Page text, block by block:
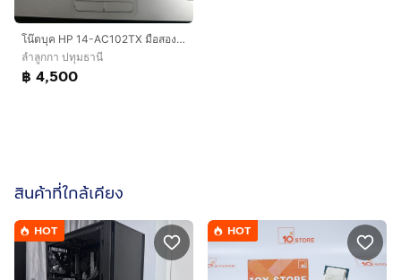
โน๊ตบุค HP 14-AC102TX มือสอง สภาพดี (อ่านรายละเอียดข้างล่างก่อนสั่ง)
ลำลูกกา ปทุมธานี
฿ 4,500
สินค้าที่ใกล้เคียง
HOT HOT